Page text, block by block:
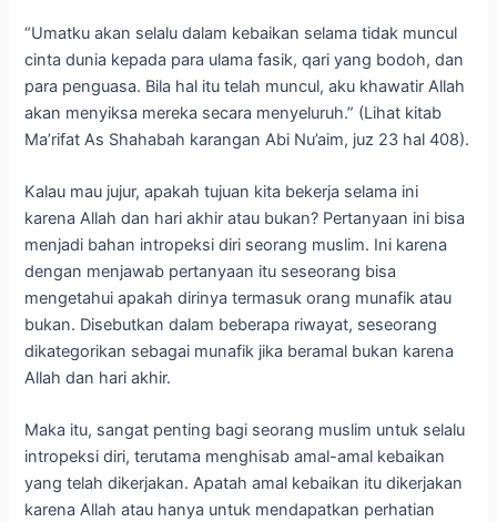
“Umatku akan selalu dalam kebaikan selama tidak muncul
cinta dunia kepada para ulama fasik, qari yang bodoh, dan
para penguasa. Bila hal itu telah muncul, aku khawatir Allah
akan menyiksa mereka secara menyeluruh.” (Lihat kitab
Ma’rifat As Shahabah karangan Abi Nu’aim, juz 23 hal 408).
Kalau mau jujur, apakah tujuan kita bekerja selama ini
karena Allah dan hari akhir atau bukan? Pertanyaan ini bisa
menjadi bahan intropeksi diri seorang muslim. Ini karena
dengan menjawab pertanyaan itu seseorang bisa
mengetahui apakah dirinya termasuk orang munafik atau
bukan. Disebutkan dalam beberapa riwayat, seseorang
dikategorikan sebagai munafik jika beramal bukan karena
Allah dan hari akhir.
Maka itu, sangat penting bagi seorang muslim untuk selalu
intropeksi diri, terutama menghisab amal-amal kebaikan
yang telah dikerjakan. Apatah amal kebaikan itu dikerjakan
karena Allah atau hanya untuk mendapatkan perhatian